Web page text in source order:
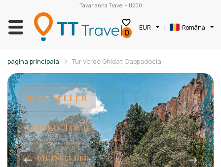
Tavananna Travel - 11200
0 EUR Română
pagina principala Tur Verde Ghidat Cappadocia